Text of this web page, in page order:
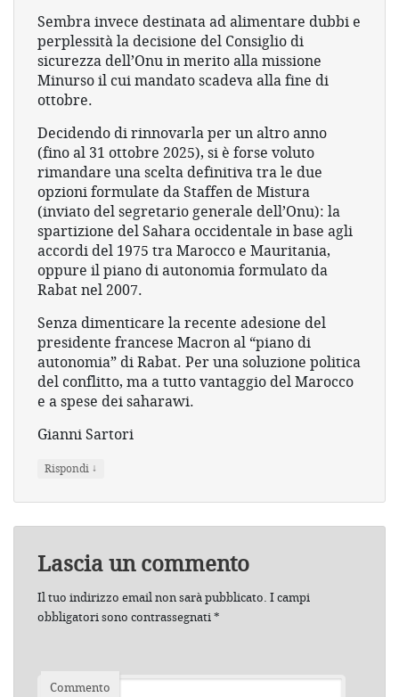
Sembra invece destinata ad alimentare dubbi e
perplessità la decisione del Consiglio di
sicurezza dell’Onu in merito alla missione
Minurso il cui mandato scadeva alla fine di
ottobre.
Decidendo di rinnovarla per un altro anno
(fino al 31 ottobre 2025), si è forse voluto
rimandare una scelta definitiva tra le due
opzioni formulate da Staffen de Mistura
(inviato del segretario generale dell’Onu): la
spartizione del Sahara occidentale in base agli
accordi del 1975 tra Marocco e Mauritania,
oppure il piano di autonomia formulato da
Rabat nel 2007.
Senza dimenticare la recente adesione del
presidente francese Macron al “piano di
autonomia” di Rabat. Per una soluzione politica
del conflitto, ma a tutto vantaggio del Marocco
e a spese dei saharawi.
Gianni Sartori
Rispondi ↓
Lascia un commento
Il tuo indirizzo email non sarà pubblicato. I campi
obbligatori sono contrassegnati*
Commento